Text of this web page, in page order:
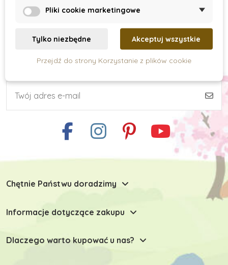
Gry i łamigłówki
Zabawki typu Montessori
Zabawki do 6 miesiąca
There are no products.
Subskrypcja newslettera
Chętnie Państwu doradzimy
Informacje dotyczące zakupu
Dlaczego warto kupować u nas?
Pliki cookie marketingowe
Tylko niezbędne Akceptuj wszystkie
Przejdź do strony Korzystanie z plików cookie